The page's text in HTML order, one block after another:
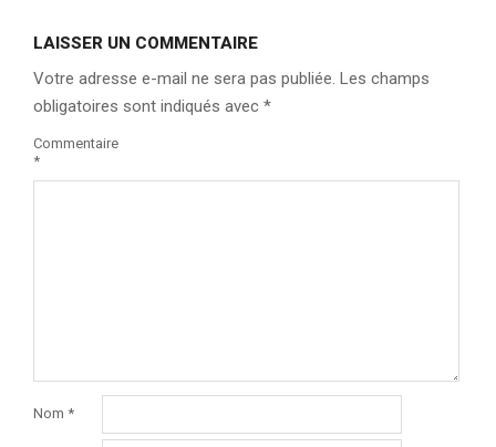
LAISSER UN COMMENTAIRE
Votre adresse e-mail ne sera pas publiée. Les champs
obligatoires sont indiqués avec *
Commentaire
*
Nom *